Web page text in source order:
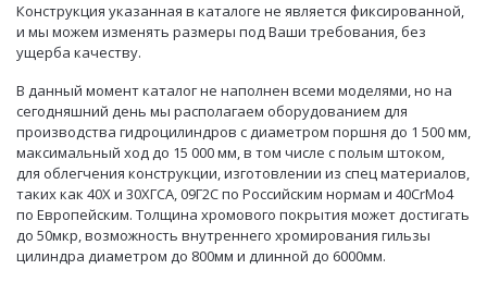
Конструкция указанная в каталоге не является фиксированной,
и мы можем изменять размеры под Ваши требования, без
ущерба качеству.
В данный момент каталог не наполнен всеми моделями, но на
сегодняшний день мы располагаем оборудованием для
производства гидроцилиндров с диаметром поршня до 1 500 мм,
максимальный ход до 15 000 мм, в том числе с полым штоком,
для облегчения конструкции, изготовлении из спец материалов,
таких как 40Х и 30ХГСА, 09Г2С по Российским нормам и 40CrMo4
по Европейским. Толщина хромового покрытия может достигать
до 50мкр, возможность внутреннего хромирования гильзы
цилиндра диаметром до 800мм и длинной до 6000мм.